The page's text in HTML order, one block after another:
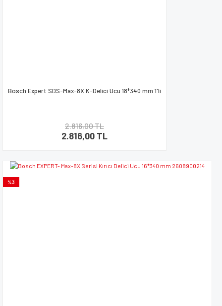
Bosch Expert SDS-Max-8X K-Delici Ucu 18*340 mm 1'li
2.816,00 TL
2.816,00 TL
%3